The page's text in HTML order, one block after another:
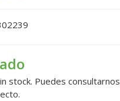
stock. Puedes consultarnos